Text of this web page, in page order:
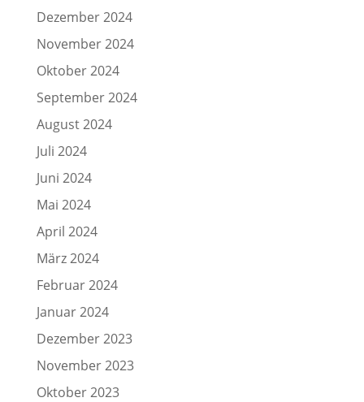
Dezember 2024
November 2024
Oktober 2024
September 2024
August 2024
Juli 2024
Juni 2024
Mai 2024
April 2024
März 2024
Februar 2024
Januar 2024
Dezember 2023
November 2023
Oktober 2023